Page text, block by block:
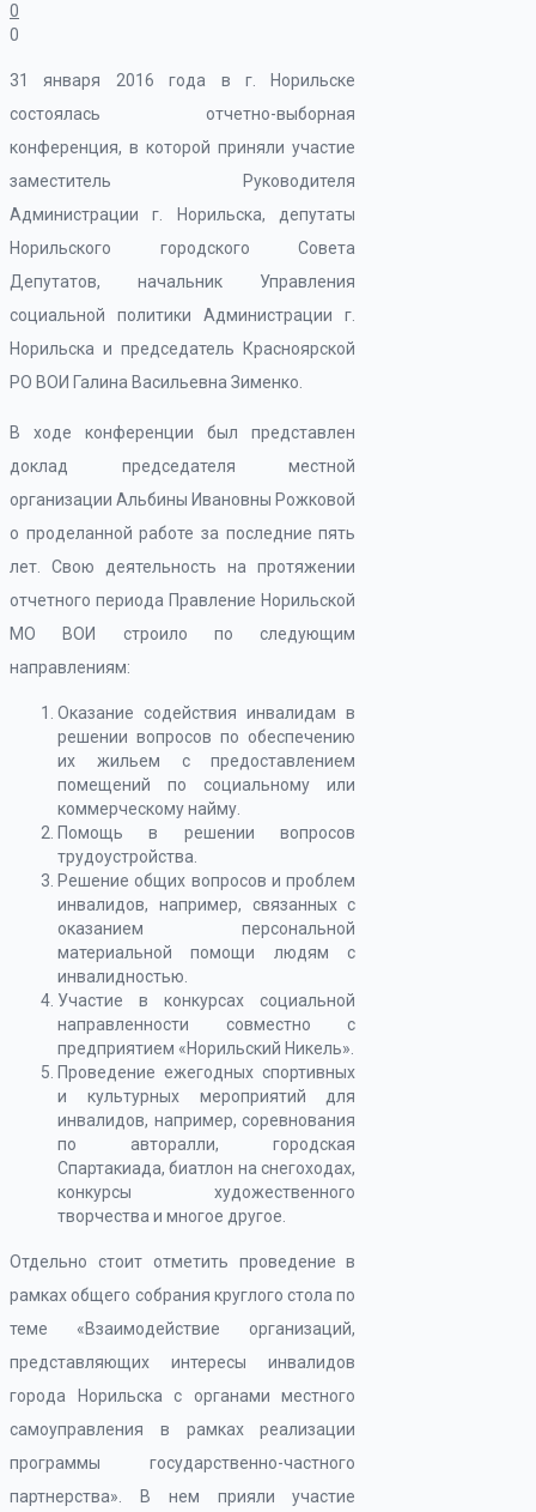
0
0
31 января 2016 года в г. Норильске
состоялась отчетно-выборная
конференция, в которой приняли участие
заместитель Руководителя
Администрации г. Норильска, депутаты
Норильского городского Совета
Депутатов, начальник Управления
социальной политики Администрации г.
Норильска и председатель Красноярской
РО ВОИ Галина Васильевна Зименко.
В ходе конференции был представлен
доклад председателя местной
организации Альбины Ивановны Рожковой
о проделанной работе за последние пять
лет. Свою деятельность на протяжении
отчетного периода Правление Норильской
МО ВОИ строило по следующим
направлениям:
Оказание содействия инвалидам в
решении вопросов по обеспечению
их жильем с предоставлением
помещений по социальному или
коммерческому найму.
Помощь в решении вопросов
трудоустройства.
Решение общих вопросов и проблем
инвалидов, например, связанных с
оказанием персональной
материальной помощи людям с
инвалидностью.
Участие в конкурсах социальной
направленности совместно с
предприятием «Норильский Никель».
Проведение ежегодных спортивных
и культурных мероприятий для
инвалидов, например, соревнования
по авторалли, городская
Спартакиада, биатлон на снегоходах,
конкурсы художественного
творчества и многое другое.
Отдельно стоит отметить проведение в
рамках общего собрания круглого стола по
теме «Взаимодействие организаций,
представляющих интересы инвалидов
города Норильска с органами местного
самоуправления в рамках реализации
программы государственно-частного
партнерства». В нем прияли участие